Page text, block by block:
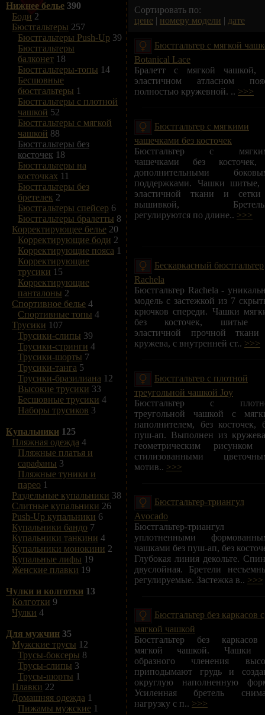
Нижнее белье 390
Боди 2
Бюстгальтеры 257
Бюстгальтеры Push-Up 39
Бюстгальтеры
балконет 18
Бюстгальтеры-топы 14
Бесшовные
бюстгальтеры 1
Бюстгальтеры с плотной
чашкой 52
Бюстгальтеры с мягкой
чашкой 88
Бюстгальтеры без
косточек 18
Бюстгальтеры на
косточках 11
Бюстгальтеры без
бретелек 2
Бюстгальтеры спейсер 6
Бюстгальтеры бралетты 8
Корректирующее белье 20
Корректирующие боди 2
Корректирующие пояса 1
Корректирующие
трусики 15
Корректирующие
панталоны 2
Спортивное белье 4
Спортивные топы 4
Трусики 107
Трусики-слипы 39
Трусики-стринги 4
Трусики-шорты 7
Трусики-танга 5
Трусики-бразилиана 12
Высокие трусики 33
Бесшовные трусики 4
Наборы трусиков 3
Купальники 125
Пляжная одежда 4
Пляжные платья и
сарафаны 3
Пляжные туники и
парео 1
Раздельные купальники 38
Слитные купальники 26
Push-Up купальники 6
Купальники бандо 7
Купальники танкини 4
Купальники монокини 2
Купальные лифы 19
Женские плавки 19
Чулки и колготки 13
Колготки 9
Чулки 4
Для мужчин 35
Мужские трусы 12
Трусы-боксеры 8
Трусы-слипы 3
Трусы-шорты 1
Плавки 22
Домашняя одежда 1
Пижамы мужские 1
Сортировать по:
цене | номеру модели | дате
Бюстгальтер с мягкой
Botanical Lace
Бралетт с мягкой чашкой,
эластичном атласном
полностью кружевной. .. >>>
Бюстгальтер с мягкими
чашечками без косточек
Бюстгальтер с
чашечками без
дополнительными
поддержками. Чашки шитые,
эластичной ткани и
вышивкой,
регулируются по длине.. >>>
Бескаркасный бюстгальтер
Rachela
Бюстгальтер Rachela -
модель с застежкой из 7
крючков спереди. Чашки
без косточек, шитые
эластичной прочной
кружева, с внутренней ст.. >>>
Бюстгальтер с плотной
треугольной чашкой Joy
Бюстгальтер с
треугольной чашкой с
наполнителем, без косточек,
пуш-ап. Выполнен из
геометрическим рисунком
стилизованными
мотив.. >>>
Бюстгальтер-триангул
Avocado
Бюстгальтер-
уплотненными
чашками без пуш-ап, без
Глубокая линия декольте.
двуслойная. Бретели
регулируемые. Застежка в.. >>>
Бюстгальтер без каркасов с
мягкой чашкой
Бюстгальтер без
мягкой чашкой. Чашки
образного членения
приподымают грудь и
округлую наполненную
Усиленная бретель
нагрузку с п.. >>>